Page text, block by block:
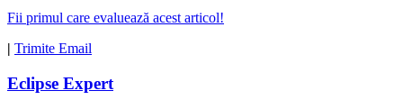
Fii primul care evaluează acest articol!
| Trimite Email
Eclipse Expert